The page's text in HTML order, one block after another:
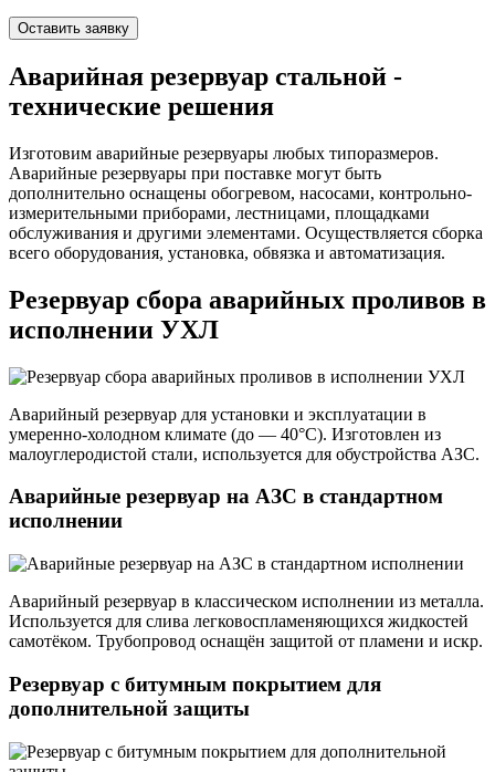
Оставить заявку
Аварийная резервуар стальной -
технические решения
Изготовим аварийные резервуары любых типоразмеров.
Аварийные резервуары при поставке могут быть
дополнительно оснащены обогревом, насосами, контрольно-
измерительными приборами, лестницами, площадками
обслуживания и другими элементами. Осуществляется сборка
всего оборудования, установка, обвязка и автоматизация.
Резервуар сбора аварийных проливов в
исполнении УХЛ
Аварийный резервуар для установки и эксплуатации в
умеренно-холодном климате (до — 40°С). Изготовлен из
малоуглеродистой стали, используется для обустройства АЗС.
Аварийные резервуар на АЗС в стандартном
исполнении
Аварийный резервуар в классическом исполнении из металла.
Используется для слива легковоспламеняющихся жидкостей
самотёком. Трубопровод оснащён защитой от пламени и искр.
Резервуар с битумным покрытием для
дополнительной защиты